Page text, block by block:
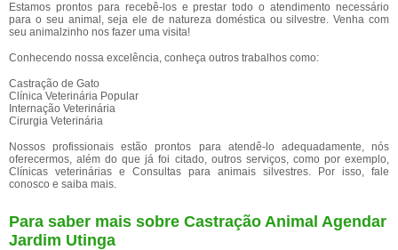
Estamos prontos para recebê-los e prestar todo o atendimento necessário
para o seu animal, seja ele de natureza doméstica ou silvestre. Venha com
seu animalzinho nos fazer uma visita!
Conhecendo nossa excelência, conheça outros trabalhos como:
Castração de Gato
Clínica Veterinária Popular
Internação Veterinária
Cirurgia Veterinária
Nossos profissionais estão prontos para atendê-lo adequadamente, nós
oferecermos, além do que já foi citado, outros serviços, como por exemplo,
Clínicas veterinárias e Consultas para animais silvestres. Por isso, fale
conosco e saiba mais.
Para saber mais sobre Castração Animal Agendar
Jardim Utinga